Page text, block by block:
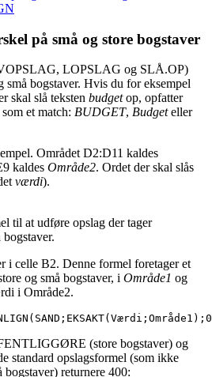
på små og store bogstaver
LOPSLAG og SLÅ.OP)
små bogstaver. Hvis du for eksempel
skal slå teksten budgetop, opfatter
et match: BUDGET, Budgeteller
Området D2:D11 kaldes
kaldes Område2. Ordet der skal slås
værdi).
til at udføre opslag der tager
i celle B2. Denne formel foretager et
og små bogstaver, i Område1 og
i Område2.
(store bogstaver) og
standard opslagsformel (som ikke
bogstaver) returnere 400: